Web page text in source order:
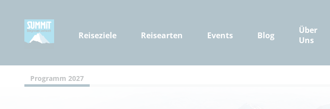
Reiseziele Reisearten Events Blog
Über
Uns
Programm 2027